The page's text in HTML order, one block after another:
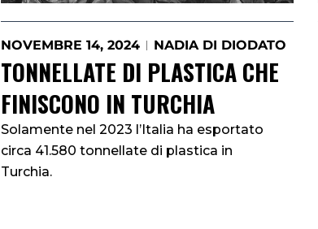
NOVEMBRE 14, 2024 NADIA DI DIODATO
TONNELLATE DI PLASTICA CHE
FINISCONO IN TURCHIA
Solamente nel 2023 l’Italia ha esportato
circa 41.580 tonnellate di plastica in
Turchia.